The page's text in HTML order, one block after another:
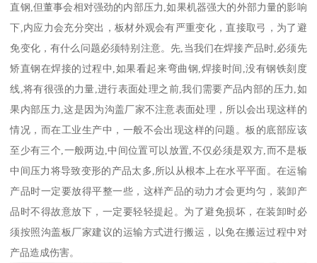
直钢,但董事会相对强劲的内部压力,如果机器强大的外部力量的影响
下,内应力会充分突出，板材外观会有严重变化，直接取弓，为了避
免变化，有什么问题必须特别注意。先,当我们在焊接产品时,必须先
矫直钢在焊接的过程中,如果看起来弯曲钢,焊接时间,没有钢铁刻度
线,将有很强的力量,进行表面处理之前,我们需要产品内部的压力,如
果内部压力,这是因为沟盖厂家不注意表面处理，所以会出现这样的
情况，而在工业生产中，一般不会出现这样的问题。板的底部应该
至少有三个,一般两边,中间位置可以放置,不仅必须是双方,而不是板
中间压力将导致变形的产品太多,所以从根本上在水平平面。在运输
产品时一定要放得平整一些，这样产品的动力才会更均匀，装卸产
品时不得故意放下，一定要轻轻提起。为了避免损坏，在装卸时必
须按照沟盖板厂家建议的运输方式进行搬运，以免在搬运过程中对
产品造成伤害。